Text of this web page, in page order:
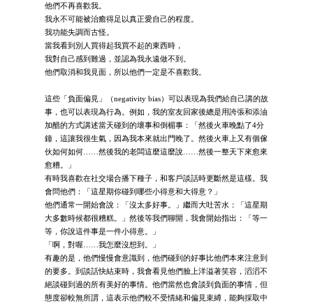
他們不再喜歡我。
我永不可能被治癒得足以真正愛自己的程度。
我功能失調而古怪。
當我看到別人買得起我買不起的東西時，
我對自己感到難過，並認為我永遠做不到。
他們取消和我見面，所以他們一定是不喜歡我。
這些「負面偏見」（negativity bias）可以表現為我們給自己講的故
事，也可以表現為行為。例如，我的室友回家後總是用誇張和添油
加醋的方式講述當天碰到的壞事和倒楣事：「然後火車晚點了4分
鐘，這讓我很生氣，因為我本來就出門晚了。然後火車上又有個傢
伙如何如何……然後我的老闆這麼這麼說……然後一整天下來愈來
愈糟。」
有時我喜歡在社交場合播下種子，和客戶談話時更斷然是這樣。我
會問他們：「這星期你碰到哪些小得意和大得意？」
他們通常一開始會說：「沒太多好事。」繼而大吐苦水：「這星期
大多數時候都很糟糕。」然後等我們聊開，我會開始指出：「等一
等，你說這件事是一件小得意。」
「啊，對喔……我怎麼沒想到。」
有趣的是，他們慢慢會意識到，他們碰到的好事比他們本來注意到
的要多。到談話快結束時，我會看見他們臉上洋溢著笑容，滔滔不
絕談碰到過的所有美好的事情。他們當然也會談到負面的事情，但
態度卻較無所謂，這表示他們較不受情緒和偏見束縛，能夠採取中